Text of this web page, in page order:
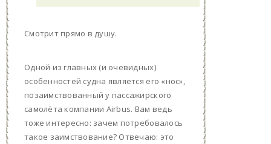
Смотрит прямо в душу.
Одной из главных (и очевидных)
особенностей судна является его «нос»,
позаимствованный у пассажирского
самолёта компании Airbus. Вам ведь
тоже интересно: зачем потребовалось
такое заимствование? Отвечаю: это